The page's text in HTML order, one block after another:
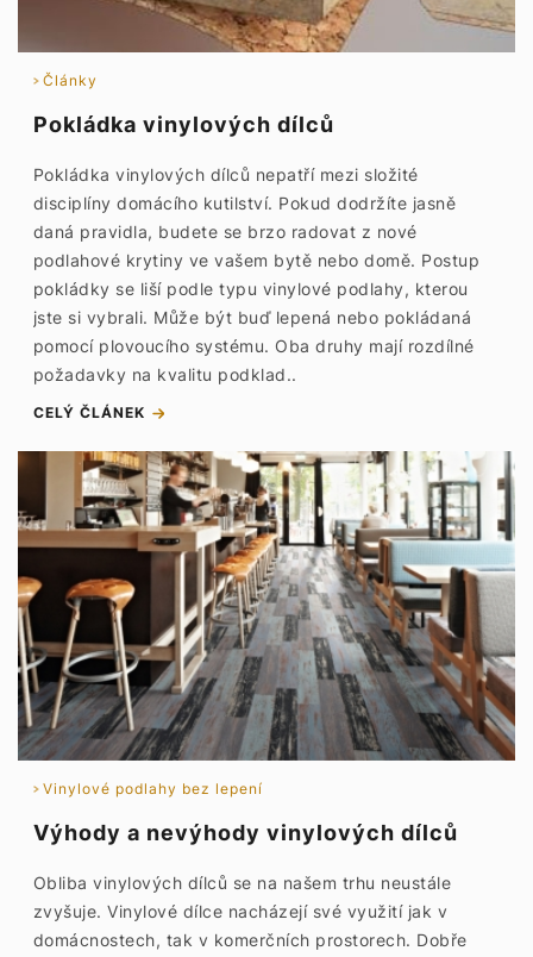
Články
Pokládka vinylových dílců
Pokládka vinylových dílců nepatří mezi složité
disciplíny domácího kutilství. Pokud dodržíte jasně
daná pravidla, budete se brzo radovat z nové
podlahové krytiny ve vašem bytě nebo domě. Postup
pokládky se liší podle typu vinylové podlahy, kterou
jste si vybrali. Může být buď lepená nebo pokládaná
pomocí plovoucího systému. Oba druhy mají rozdílné
požadavky na kvalitu podklad..
CELÝ ČLÁNEK
Vinylové podlahy bez lepení
Výhody a nevýhody vinylových dílců
Obliba vinylových dílců se na našem trhu neustále
zvyšuje. Vinylové dílce nacházejí své využití jak v
domácnostech, tak v komerčních prostorech. Dobře